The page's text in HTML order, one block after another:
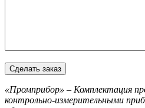
«Промприбор» – Комплектация
контрольно-измерительными